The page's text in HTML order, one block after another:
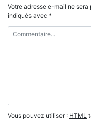
Votre adresse e-mail ne sera
indiqués avec *
Vous pouvez utiliser : HTML